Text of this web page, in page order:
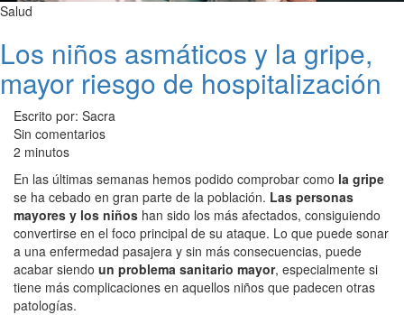
Salud
Los niños asmáticos y la gripe,
mayor riesgo de hospitalización
Escrito por: Sacra
Sin comentarios
2 minutos
En las últimas semanas hemos podido comprobar como la gripe
se ha cebado en gran parte de la población. Las personas
mayores y los niños han sido los más afectados, consiguiendo
convertirse en el foco principal de su ataque. Lo que puede sonar
a una enfermedad pasajera y sin más consecuencias, puede
acabar siendo un problema sanitario mayor, especialmente si
tiene más complicaciones en aquellos niños que padecen otras
patologías.